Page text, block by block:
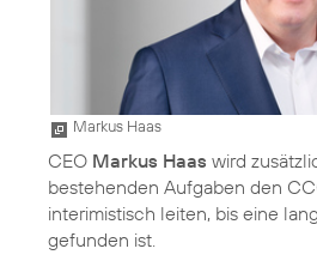
Markus Haas
CEO Markus Haas wird
bestehenden Aufgaben den
interimistisch leiten, bis eine
gefunden ist.